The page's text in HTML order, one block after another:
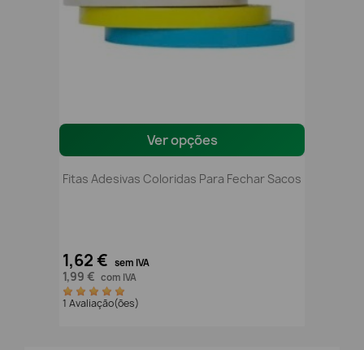
Ver opções
Fitas Adesivas Coloridas Para Fechar Sacos
1,62 € sem IVA
1,99 € com IVA
1 Avaliação(ões)